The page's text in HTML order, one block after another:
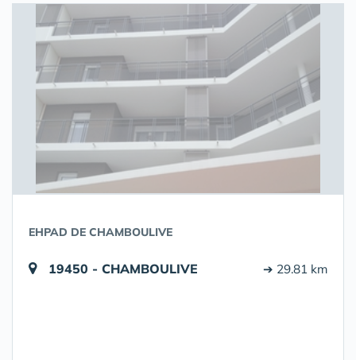
EHPAD DE CHAMBOULIVE
19450 - CHAMBOULIVE ➔ 29.81 km